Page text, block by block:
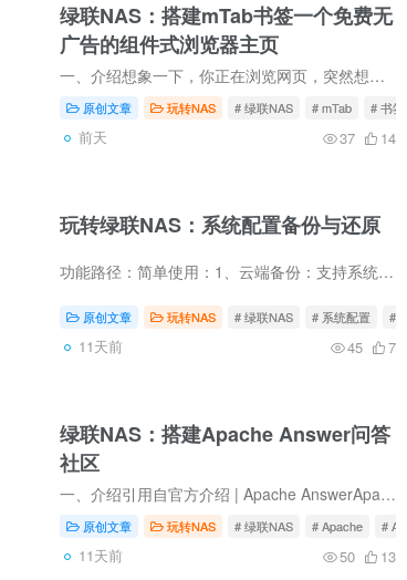
绿联NAS：搭建mTab书签一个免费无
广告的组件式浏览器主页
一、介绍想象一下，你正在浏览网页，突然想要保存一个重要链接，却发现它只存在于你当前所用的设备上，而无法在其他设备上访问。📚【新利器】解放你的网络生活，mTab书签正式登场！你是否曾为在...
原创文章 玩转NAS # 绿联NAS # mTab # 书签
前天 37 14
玩转绿联NAS：系统配置备份与还原
功能路径：简单使用：1、云端备份：支持系统配置定时备份至UGREEN账号，系统24小时内发生变更，则自动备份至UGREEN账号问题：在UGREEN账号登录也并未发现备份到哪里去了？没有任何设置和查看选...
原创文章 玩转NAS # 绿联NAS # 系统配置 #
11天前 45 7
绿联NAS：搭建Apache Answer问答
社区
一、介绍引用自官方介绍 | Apache AnswerApache Answer 可帮助你在用户或团队之间建立问答社区。你可以在这里分享知识并帮助用户解决问题。功能一览问答体验，简洁流畅提问与回答：轻松提交和回...
原创文章 玩转NAS # 绿联NAS # Apache #
11天前 50 13